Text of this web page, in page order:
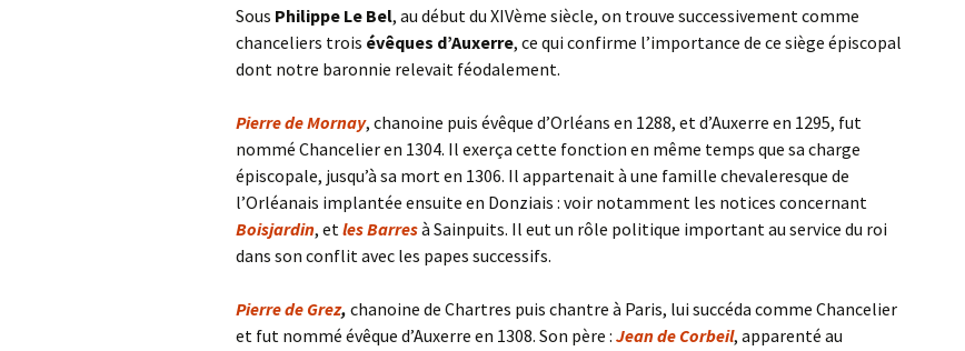
Sous Philippe Le Bel, au début du XIVème siècle, on trouve successivement comme
chanceliers trois évêques d’Auxerre, ce qui confirme l’importance de ce siège épiscopal
dont notre baronnie relevait féodalement.
Pierre de Mornay, chanoine puis évêque d’Orléans en 1288, et d’Auxerre en 1295, fut
nommé Chancelier en 1304. Il exerça cette fonction en même temps que sa charge
épiscopale, jusqu’à sa mort en 1306. Il appartenait à une famille chevaleresque de
l’Orléanais implantée ensuite en Donziais : voir notamment les notices concernant
Boisjardin, etles Barresà Sainpuits. Il eut un rôle politique important au service du roi
dans son conflit avec les papes successifs.
Pierre de Grez, chanoine de Chartres puis chantre à Paris, lui succéda comme Chancelier
et fut nommé évêque d’Auxerre en 1308. Son père : Jean de Corbeil, apparenté au